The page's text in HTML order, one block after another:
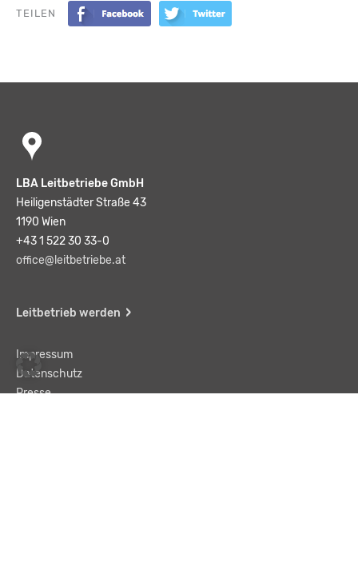
TEILEN
LBA Leitbetriebe GmbH
Heiligenstädter Straße 43
1190 Wien
+43 1 522 30 33-0
office@leitbetriebe.at
Leitbetrieb werden
Impressum
Datenschutz
Presse